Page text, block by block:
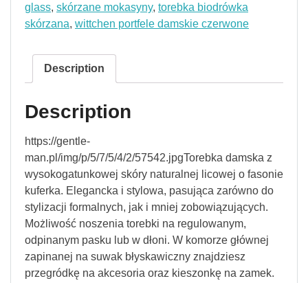
glass, skórzane mokasyny, torebka biodrówka
skórzana, wittchen portfele damskie czerwone
Description
Description
https://gentle-
man.pl/img/p/5/7/5/4/2/57542.jpgTorebka damska z
wysokogatunkowej skóry naturalnej licowej o fasonie
kuferka. Elegancka i stylowa, pasująca zarówno do
stylizacji formalnych, jak i mniej zobowiązujących.
Możliwość noszenia torebki na regulowanym,
odpinanym pasku lub w dłoni. W komorze głównej
zapinanej na suwak błyskawiczny znajdziesz
przegródkę na akcesoria oraz kieszonkę na zamek.